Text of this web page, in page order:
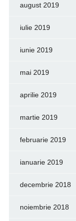
august 2019
iulie 2019
iunie 2019
mai 2019
aprilie 2019
martie 2019
februarie 2019
ianuarie 2019
decembrie 2018
noiembrie 2018